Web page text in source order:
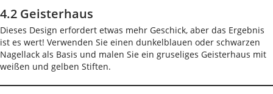
4.2 Geisterhaus
Dieses Design erfordert etwas mehr Geschick, aber das Ergebnis
ist es wert! Verwenden Sie einen dunkelblauen oder schwarzen
Nagellack als Basis und malen Sie ein gruseliges Geisterhaus mit
weißen und gelben Stiften.